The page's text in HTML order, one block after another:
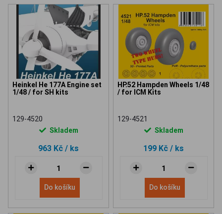
Heinkel He 177A Engine set
1/48 / for SH kits
129-4520
Skladem
963 Kč / ks
Do košíku
HP.52 Hampden Wheels 1/48
/ for ICM Kits
129-4521
Skladem
199 Kč / ks
Do košíku